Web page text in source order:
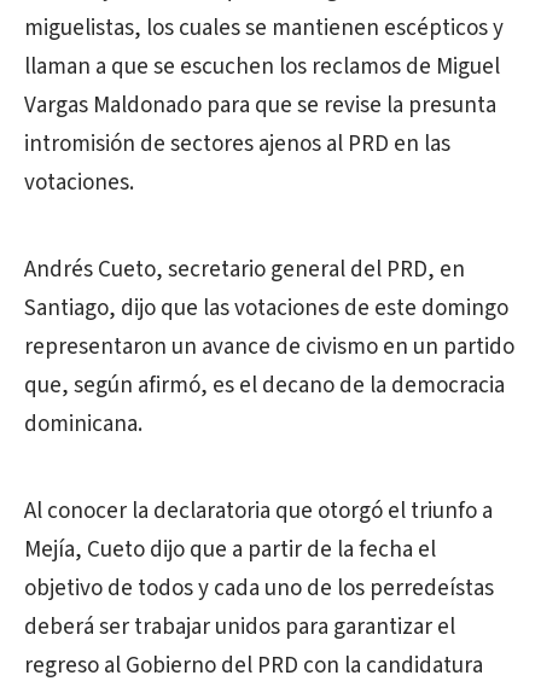
miguelistas, los cuales se mantienen escépticos y
llaman a que se escuchen los reclamos de Miguel
Vargas Maldonado para que se revise la presunta
intromisión de sectores ajenos al PRD en las
votaciones.
Andrés Cueto, secretario general del PRD, en
Santiago, dijo que las votaciones de este domingo
representaron un avance de civismo en un partido
que, según afirmó, es el decano de la democracia
dominicana.
Al conocer la declaratoria que otorgó el triunfo a
Mejía, Cueto dijo que a partir de la fecha el
objetivo de todos y cada uno de los perredeístas
deberá ser trabajar unidos para garantizar el
regreso al Gobierno del PRD con la candidatura